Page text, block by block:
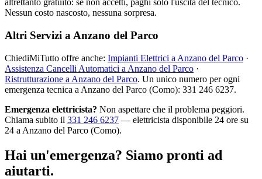
altrettanto gratuito: se non accetti, paghi solo l'uscita del tecnico.
Nessun costo nascosto, nessuna sorpresa.
Altri Servizi a Anzano del Parco
ChiediMiTutto offre anche: Impianti Elettrici a Anzano del Parco ·
Assistenza Cancelli Automatici a Anzano del Parco ·
Ristrutturazione a Anzano del Parco. Un unico numero per ogni
emergenza tecnica a Anzano del Parco (Como): 331 246 6237.
Emergenza elettricista? Non aspettare che il problema peggiori.
Chiama subito il 331 246 6237 — elettricista disponibile 24 ore su
24 a Anzano del Parco (Como).
Hai un'emergenza? Siamo pronti ad
aiutarti.